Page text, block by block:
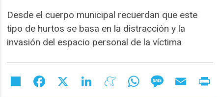
Desde el cuerpo municipal recuerdan que este
tipo de hurtos se basa en la distracción y la
invasión del espacio personal de la víctima
Share Facebook LinkedIn MeneameWhatsAppMessageEmail